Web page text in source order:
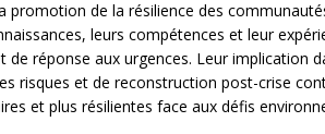
promotion de la résilience des
leurs compétences et leur
réponse aux urgences. Leur implication
risques et de reconstruction post-crise
et plus résilientes face aux défis